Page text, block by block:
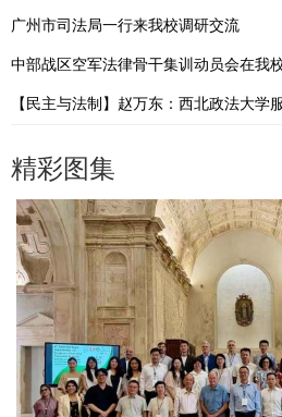
广州市司法局一行来我校调研交流
中部战区空军法律骨干集训动员会在我
精彩图集